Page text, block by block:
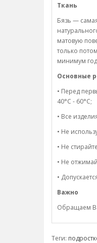
Ткань
Бязь —
матовую
только
минимум
Основные
• Перед
40°C - 60°C;
• Все
• Не
• Не
• Не
•
Важно
Обращаем
Теги: